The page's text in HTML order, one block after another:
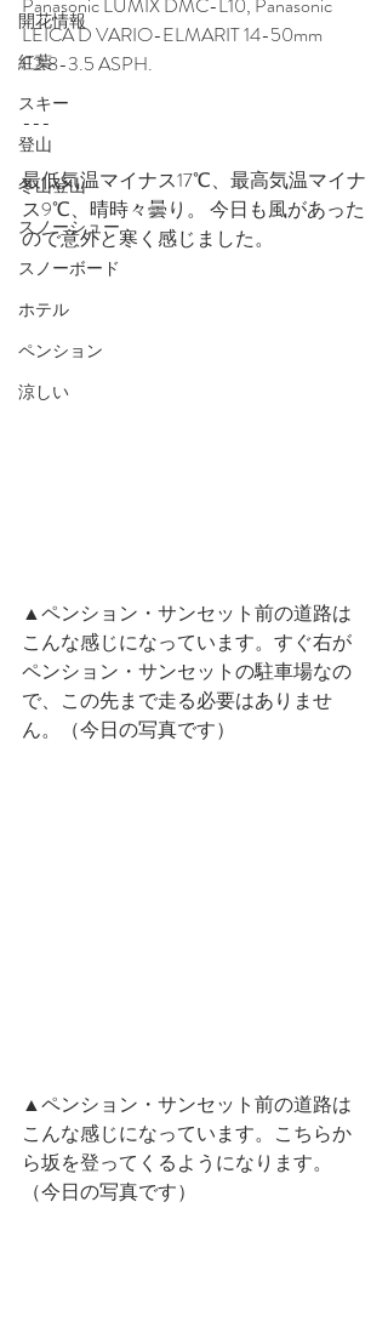
開花情報
紅葉
スキー
登山
冬山登山
スノーシュー
スノーボード
ホテル
ペンション
涼しい
Panasonic LUMIX DMC-L10, Panasonic
LEICA D VARIO-ELMARIT 14-50mm
F2.8-3.5 ASPH.
---
最低気温マイナス17℃、最高気温マイナ
ス9℃、晴時々曇り。 今日も風があった
ので意外と寒く感じました。
▲ペンション・サンセット前の道路は
こんな感じになっています。すぐ右が
ペンション・サンセットの駐車場なの
で、この先まで走る必要はありませ
ん。（今日の写真です）
▲ペンション・サンセット前の道路は
こんな感じになっています。こちらか
ら坂を登ってくるようになります。
（今日の写真です）